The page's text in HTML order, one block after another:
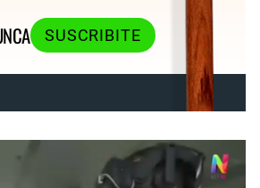
SUSCRIBITE